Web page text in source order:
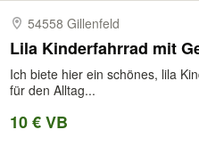
54558 Gillenfeld
Lila Kinderfahrrad mit
Ich biete hier ein schönes, lila
für den Alltag...
10 € VB